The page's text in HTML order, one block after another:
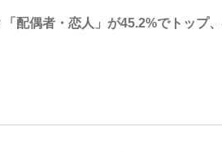
配偶者・恋人」が45.2%でトップ